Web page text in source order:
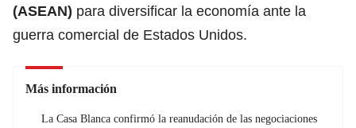
(ASEAN) para diversificar la economía ante la
guerra comercial de Estados Unidos.
Más información
La Casa Blanca confirmó la reanudación de las negociaciones